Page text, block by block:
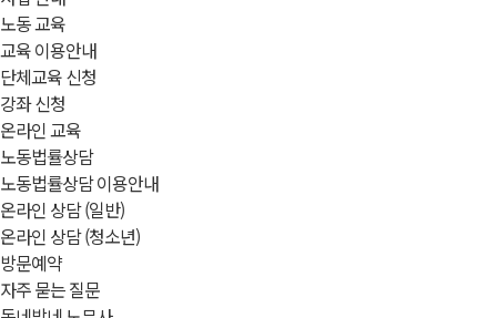
노동 교육
교육 이용안내
단체교육 신청
강좌 신청
온라인 교육
노동법률상담
노동법률상담 이용안내
온라인 상담 (일반)
온라인 상담 (청소년)
방문예약
자주 묻는 질문